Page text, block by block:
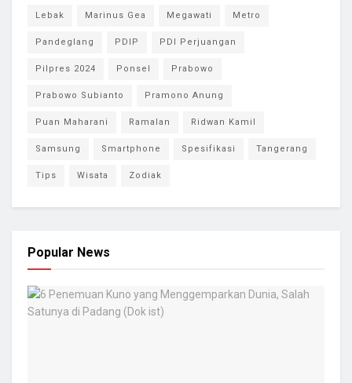
Lebak Marinus Gea Megawati Metro
Pandeglang PDIP PDI Perjuangan
Pilpres 2024 Ponsel Prabowo
Prabowo Subianto Pramono Anung
Puan Maharani Ramalan Ridwan Kamil
Samsung Smartphone Spesifikasi Tangerang
Tips Wisata Zodiak
Popular News